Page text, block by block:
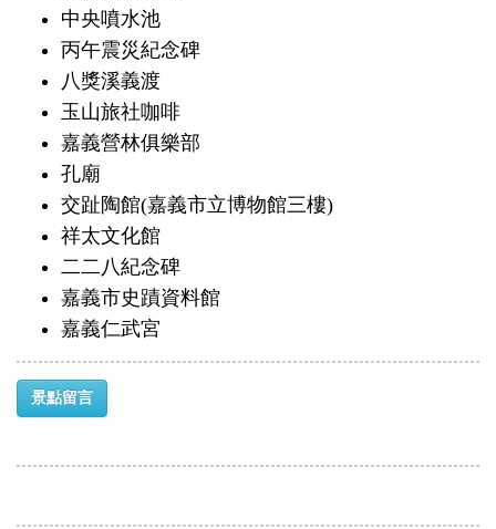
中央噴水池
丙午震災紀念碑
八獎溪義渡
玉山旅社咖啡
嘉義營林俱樂部
孔廟
交趾陶館(嘉義市立博物館三樓)
祥太文化館
二二八紀念碑
嘉義市史蹟資料館
嘉義仁武宮
景點留言